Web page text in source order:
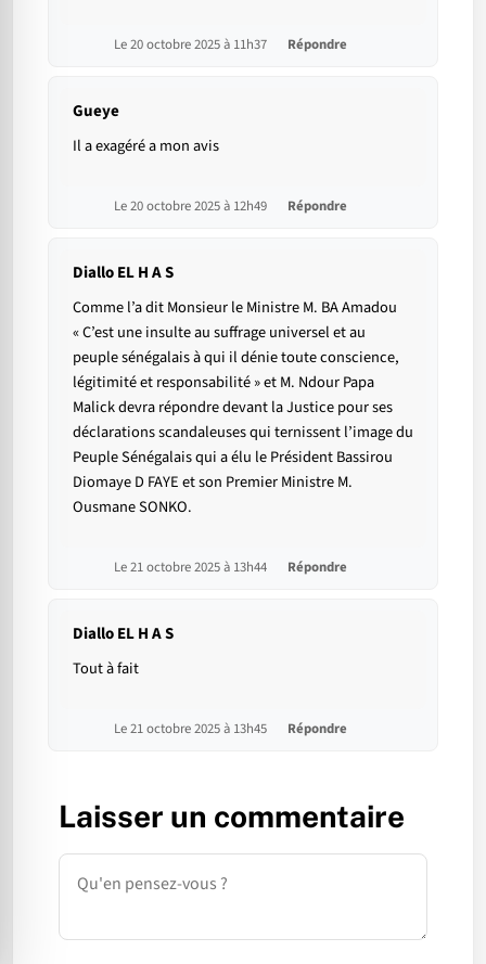
Le 20 octobre 2025 à 11h37 Répondre
Gueye
Il a exagéré a mon avis
Le 20 octobre 2025 à 12h49 Répondre
Diallo EL H A S
Comme l’a dit Monsieur le Ministre M. BA Amadou
« C’est une insulte au suffrage universel et au
peuple sénégalais à qui il dénie toute conscience,
légitimité et responsabilité » et M. Ndour Papa
Malick devra répondre devant la Justice pour ses
déclarations scandaleuses qui ternissent l’image du
Peuple Sénégalais qui a élu le Président Bassirou
Diomaye D FAYE et son Premier Ministre M.
Ousmane SONKO.
Le 21 octobre 2025 à 13h44 Répondre
Diallo EL H A S
Tout à fait
Le 21 octobre 2025 à 13h45 Répondre
Laisser un commentaire
Commentaire